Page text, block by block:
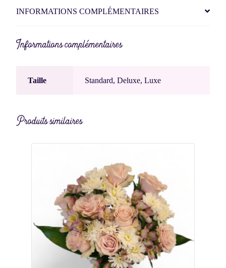
INFORMATIONS COMPLÉMENTAIRES
Informations complémentaires
Taille Standard, Deluxe, Luxe
Produits similaires